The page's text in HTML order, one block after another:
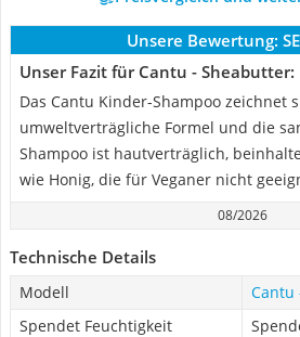
Unsere Bewertung:
Unser Fazit für Cantu - Sheabutter:
Das Cantu Kinder-Shampoo zeichnet
umweltverträgliche Formel und die
Shampoo ist hautverträglich,
wie Honig, die für Veganer nicht
08/2026
Technische Details
Modell
Cantu
Spendet Feuchtigkeit